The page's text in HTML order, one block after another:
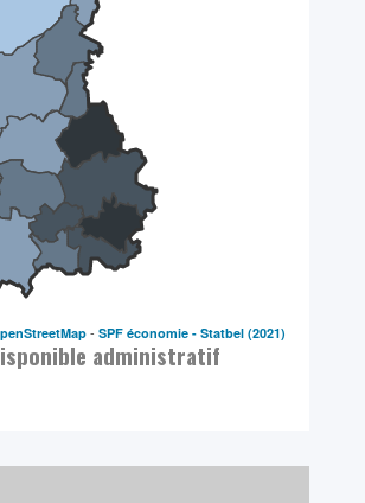
-SPF économie - Statbel (2021)
administratif